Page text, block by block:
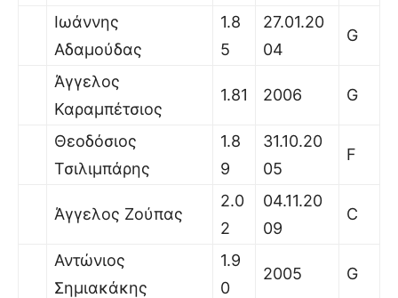
Ιωάννης
Αδαμούδας
1.8
5
27.01.20
04
G
Άγγελος
Καραμπέτσιος
1.81 2006 G
Θεοδόσιος
Τσιλιμπάρης
1.8
9
31.10.20
05
F
Άγγελος Ζούπας
2.0
2
04.11.20
09
C
Αντώνιος
Σημιακάκης
1.9
0
2005 G